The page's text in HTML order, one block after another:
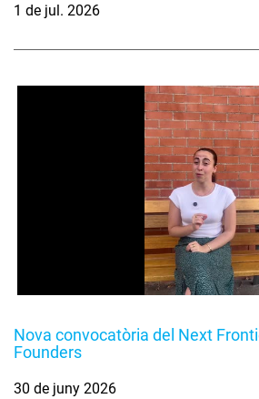
1 de jul. 2026
Nova convocatòria del Next
Founders
30 de juny 2026